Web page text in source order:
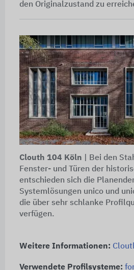
den Originalzustand zu
Clouth 104 Köln | Bei den
Fenster- und Türen der
entschieden sich die
Systemlösungen unico und
die über sehr schlanke
verfügen.
Weitere Informationen:
Verwendete Profilsysteme: